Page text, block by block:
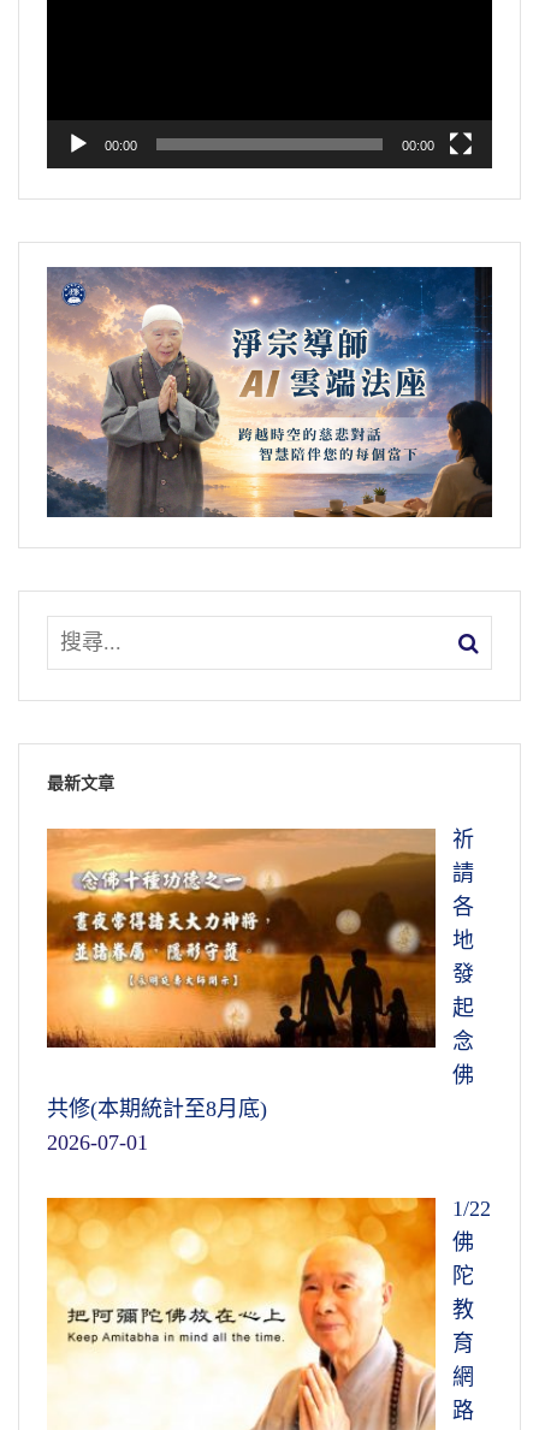
是佛的能量很大，我們能量立刻周遍法界，他
就收到，這就是有感，眾生有感，他立刻就有
為什麼我們沒有感覺阿彌陀佛的回應？回應
有，我們的身體是發射的機器，也是接收的機
器。我們有沒有接收到？有。為什麼沒有感
覺？煩惱習氣太重。如果我們的心真誠、清
淨、平等，阿彌陀佛回應著我們，我們就感覺
到，感應道交不可思議。我們什麼時候命終，
他知道，他到那個時候他就出現，你就看到
了。
文摘恭錄—淨土大經解演義（第八十四集）
2010/7/19 檔名：02-039-0084
福慧雙修，這才能解決問題。釋迦牟尼佛幫助
即使講求，前面我們講得很多，在講席裡頭，
我們想求財富，想求聰明智慧、想求健康長
壽，這佛教你，你只要依照他的理論方法去
做，決定得到，「佛氏門中，有求必應」，不
是求不到，世出世間法沒有一樣求不到的，這
真的，不可思議。這種求得大自在，心理上一
點負擔都沒有，不要操心，求財，財滾滾而
來。
了。所以佛法自始至終把智慧擺在第一位。有
智，哪有沒有財的道理？有財未必有智慧，有
智慧一定有財。所以你細心觀察，世出世間，
只有佛的慈悲是真實的。依照這個十願修，我
文摘恭錄—淨土大經解演義（第九十九集）
2010/8/6 檔名：02-039-0099
也能把你這個善根提升到一定的程度，這都要
我自己對於淨宗，這個善根就不夠深厚，如果
沒有這麼多年大乘經教的薰修，我還是不會相
信，不容易！年輕時候李炳南老居士把淨土教
給我，勸導我認真學習，我對老師不敢違背，
但是沒有去照做。走阿難那個路子，不認真
修，學廣學多聞，對經教非常歡喜，尤其對
《華嚴》、《楞嚴》。我跟諸位講過我這一段
的歷史。
講過七遍，但是七遍裡面只有兩遍是講圓滿
的，其他的五遍沒有講圓滿，以後講《華嚴
經》。十幾年以後，《華嚴經》講了一半，突
然有一天想到文殊、普賢學什麼法門？《華嚴
翻到最後《四十華嚴》第三十九卷，裡面有
方淨土。
再細心去觀察善財童子，善財童子是文殊菩薩
的入室弟子，這是得意門生，他所傳的、所學
的肯定秉承老師的，不可能跟老師不一樣。細
心去看五十三參，果然不錯。你看第一位善知
識，中國人講先入為主，吉祥雲比丘，他修什
麼法門？般舟三昧，專修念佛求生淨土。這第
一個人，中國跟印度都有這個說法，叫先入為
主，這個關係最大。
樂，才恍然大悟，善財童子原來是專修淨土，
一門深入，長時薰修，一生成就。當中五十三
參是為弘法、護法修學必須的課程，自己成
就，這一門就夠了，弘護那是一切都要懂得，
弘護是什麼？成就後得智，就是無所不知。
文摘恭錄—淨土大經解演義（第一三九集）
00:00 00:00
最新文章
祈
請
各
地
發
起
念
佛
共修(本期統計至8月底)
2026-07-01
1/22
佛
陀
教
育
網
路